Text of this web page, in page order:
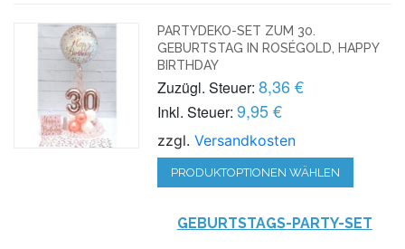
PARTYDEKO-SET ZUM 30.
GEBURTSTAG IN ROSÉGOLD, HAPPY
BIRTHDAY
Zuzügl. Steuer: 8,36 €
Inkl. Steuer: 9,95 €
zzgl.Versandkosten
PRODUKTOPTIONEN WÄHLEN
GEBURTSTAGS-PARTY-SET